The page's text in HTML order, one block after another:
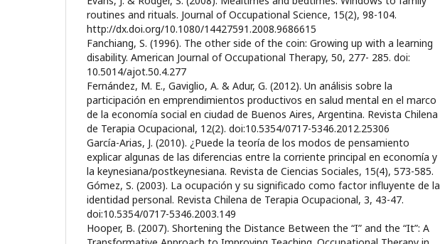
routines and rituals. Journal of Occupational Science, 15(2), 98-104.
http://dx.doi.org/10.1080/14427591.2008.9686615
Fanchiang, S. (1996). The other side of the coin: Growing up with a learning
disability. American Journal of Occupational Therapy, 50, 277- 285. doi:
10.5014/ajot.50.4.277
Fernández, M. E., Gaviglio, A. & Adur, G. (2012). Un análisis sobre la
participación en emprendimientos productivos en salud mental en el marco
de la economía social en ciudad de Buenos Aires, Argentina. Revista Chilena
de Terapia Ocupacional, 12(2). doi:10.5354/0717-5346.2012.25306
García-Arias, J. (2010). ¿Puede la teoría de los modos de pensamiento
explicar algunas de las diferencias entre la corriente principal en economía y
la keynesiana/postkeynesiana. Revista de Ciencias Sociales, 15(4), 573-585.
Gómez, S. (2003). La ocupación y su significado como factor influyente de la
identidad personal. Revista Chilena de Terapia Ocupacional, 3, 43-47.
doi:10.5354/0717-5346.2003.149
Hooper, B. (2007). Shortening the Distance Between the “I” and the “It”: A